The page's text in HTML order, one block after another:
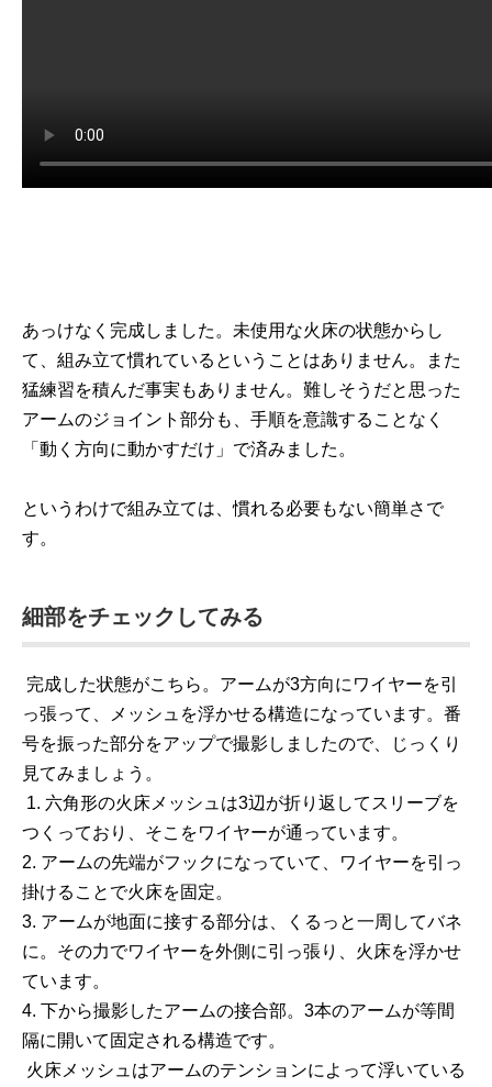
あっけなく完成しました。未使用な火床の状態からし
て、組み立て慣れているということはありません。また
猛練習を積んだ事実もありません。難しそうだと思った
アームのジョイント部分も、手順を意識することなく
「動く方向に動かすだけ」で済みました。
というわけで組み立ては、慣れる必要もない簡単さで
す。
細部をチェックしてみる
完成した状態がこちら。アームが3方向にワイヤーを引
っ張って、メッシュを浮かせる構造になっています。番
号を振った部分をアップで撮影しましたので、じっくり
見てみましょう。
1. 六角形の火床メッシュは3辺が折り返してスリーブを
つくっており、そこをワイヤーが通っています。
2. アームの先端がフックになっていて、ワイヤーを引っ
掛けることで火床を固定。
3. アームが地面に接する部分は、くるっと一周してバネ
に。その力でワイヤーを外側に引っ張り、火床を浮かせ
ています。
4. 下から撮影したアームの接合部。3本のアームが等間
隔に開いて固定される構造です。
火床メッシュはアームのテンションによって浮いている